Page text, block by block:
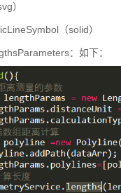
）
（solid）
：如下：